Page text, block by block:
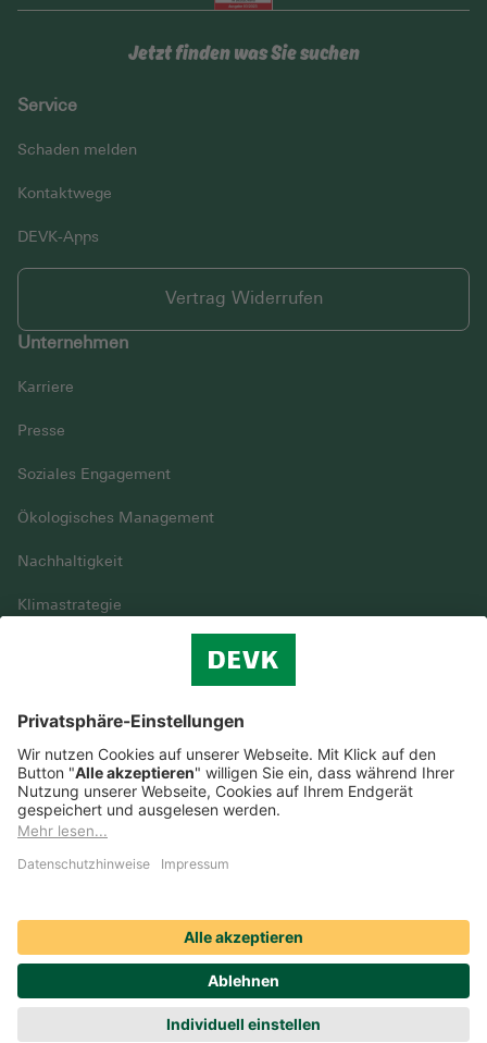
Jetzt finden was Sie suchen
Service
Schaden melden
Kontaktwege
DEVK-Apps
Vertrag Widerrufen
Unternehmen
Karriere
Presse
Soziales Engagement
Ökologisches Management
Nachhaltigkeit
Klimastrategie
© DEVK 2026
Streitbeilegung
Nutzungshinweise
EU-Transparenzverordnung
Cookie-Einstellungen
Barrierefreiheit